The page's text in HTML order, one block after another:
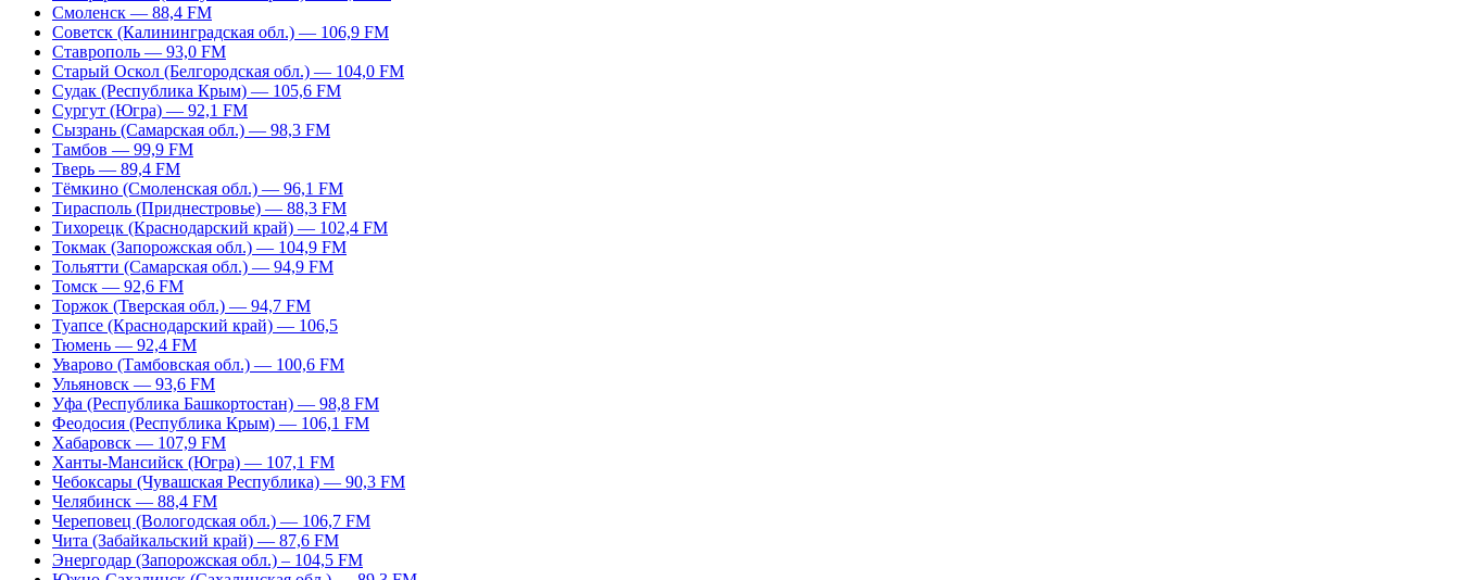
Смоленск — 88,4 FM
Советск (Калининградская обл.) — 106,9 FM
Ставрополь — 93,0 FM
Старый Оскол (Белгородская обл.) — 104,0 FM
Судак (Республика Крым) — 105,6 FM
Сургут (Югра) — 92,1 FM
Сызрань (Самарская обл.) — 98,3 FM
Тамбов — 99,9 FM
Тверь — 89,4 FM
Тёмкино (Смоленская обл.) — 96,1 FM
Тирасполь (Приднестровье) — 88,3 FM
Тихорецк (Краснодарский край) — 102,4 FM
Токмак (Запорожская обл.) — 104,9 FM
Тольятти (Самарская обл.) — 94,9 FM
Томск — 92,6 FM
Торжок (Тверская обл.) — 94,7 FM
Туапсе (Краснодарский край) — 106,5
Тюмень — 92,4 FM
Уварово (Тамбовская обл.) — 100,6 FM
Ульяновск — 93,6 FM
Уфа (Республика Башкортостан) — 98,8 FM
Феодосия (Республика Крым) — 106,1 FM
Хабаровск — 107,9 FM
Ханты-Мансийск (Югра) — 107,1 FM
Чебоксары (Чувашская Республика) — 90,3 FM
Челябинск — 88,4 FM
Череповец (Вологодская обл.) — 106,7 FM
Чита (Забайкальский край) — 87,6 FM
Энергодар (Запорожская обл.) – 104,5 FM